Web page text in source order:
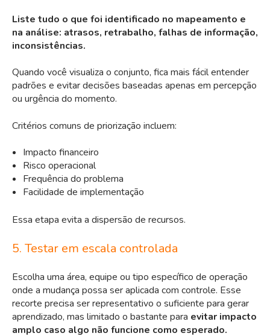
Liste tudo o que foi identificado no mapeamento e
na análise: atrasos, retrabalho, falhas de informação,
inconsistências.
Quando você visualiza o conjunto, fica mais fácil entender
padrões e evitar decisões baseadas apenas em percepção
ou urgência do momento.
Critérios comuns de priorização incluem:
Impacto financeiro
Risco operacional
Frequência do problema
Facilidade de implementação
Essa etapa evita a dispersão de recursos.
5. Testar em escala controlada
Escolha uma área, equipe ou tipo específico de operação
onde a mudança possa ser aplicada com controle. Esse
recorte precisa ser representativo o suficiente para gerar
aprendizado, mas limitado o bastante para evitar impacto
amplo caso algo não funcione como esperado.